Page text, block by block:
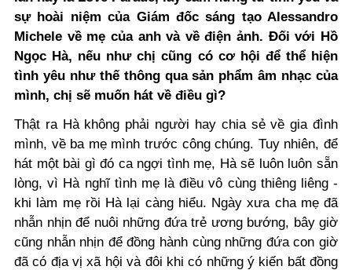
sự hoài niệm của Giám đốc sáng tạo Alessandro
Michele về mẹ của anh và về điện ảnh. Đối với Hồ
Ngọc Hà, nếu như chị cũng có cơ hội để thể hiện
tình yêu như thế thông qua sản phẩm âm nhạc của
mình, chị sẽ muốn hát về điều gì?
Thật ra Hà không phải người hay chia sẻ về gia đình
mình, về ba mẹ mình trước công chúng. Tuy nhiên, để
hát một bài gì đó ca ngợi tình mẹ, Hà sẽ luôn luôn sẵn
lòng, vì Hà nghĩ tình mẹ là điều vô cùng thiêng liêng -
khi làm mẹ rồi Hà lại càng hiểu. Ngày xưa cha mẹ đã
nhẫn nhịn để nuôi những đứa trẻ ương bướng, bây giờ
cũng nhẫn nhịn để đồng hành cùng những đứa con giờ
đã có địa vị xã hội và đôi khi có những ý kiến bất đồng